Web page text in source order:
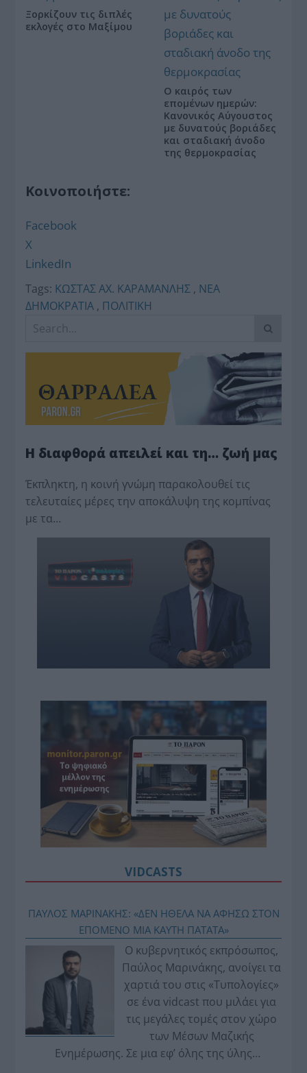
Ξορκίζουν τις διπλές
εκλογές στο Μαξίμου
Ο καιρός των
επομένων ημερών:
Κανονικός Αύγουστος
με δυνατούς βοριάδες
και σταδιακή άνοδο
της θερμοκρασίας
Κοινοποιήστε:
Facebook
X
LinkedIn
Tags: ΚΩΣΤΑΣ ΑΧ. ΚΑΡΑΜΑΝΛΗΣ , ΝΕΑ
ΔΗΜΟΚΡΑΤΙΑ , ΠΟΛΙΤΙΚΗ
Η διαφθορά απειλεί και τη… ζωή μας
Έκπληκτη, η κοινή γνώμη παρακολουθεί τις
τελευταίες μέρες την αποκάλυψη της κο­μπίνας
με τα…
VIDCASTS
ΠΑΥΛΟΣ ΜΑΡΙΝΑΚΗΣ: «ΔΕΝ ΗΘΕΛΑ ΝΑ ΑΦΗΣΩ ΣΤΟΝ
ΕΠΟΜΕΝΟ ΜΙΑ ΚΑΥΤΗ ΠΑΤΑΤΑ»
Ο κυβερνητικός εκπρόσωπος,
Παύλος Μαρινάκης, ανοίγει τα
χαρτιά του στις «Τυπολογίες»
σε ένα vidcast που μιλάει για
τις μεγάλες τομές στον χώρο
των Μέσων Μαζικής
Ενημέρωσης. Σε μια εφ’ όλης της ύλης